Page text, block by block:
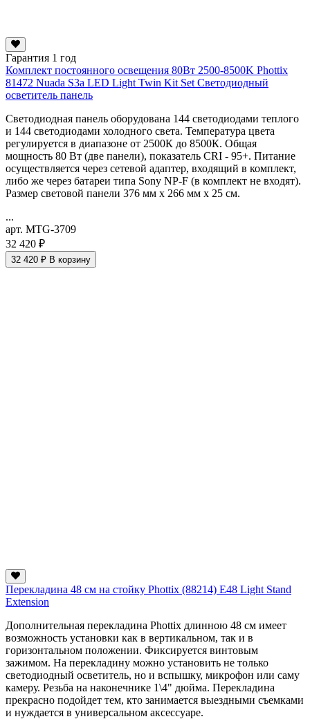
Гарантия 1 год
Комплект постоянного освещения 80Вт 2500-8500K Phottix
81472 Nuada S3a LED Light Twin Kit Set Светодиодный
осветитель панель
Светодиодная панель оборудована 144 светодиодами теплого
и 144 светодиодами холодного света. Температура цвета
регулируется в диапазоне от 2500К до 8500К. Общая
мощность 80 Вт (две панели), показатель CRI - 95+. Питание
осуществляется через сетевой адаптер, входящий в комплект,
либо же через батареи типа Sony NP-F (в комплект не входят).
Размер световой панели 376 мм x 266 мм x 25 см.
...
арт. MTG-3709
32 420 ₽
32 420 ₽ В корзину
Перекладина 48 см на стойку Phottix (88214) Е48 Light Stand
Extension
Дополнительная перекладина Phottix длинною 48 см имеет
возможность установки как в вертикальном, так и в
горизонтальном положении. Фиксируется винтовым
зажимом. На перекладину можно установить не только
светодиодный осветитель, но и вспышку, микрофон или саму
камеру. Резьба на наконечнике 1\4" дюйма. Перекладина
прекрасно подойдет тем, кто занимается выездными съемками
и нуждается в универсальном аксессуаре.